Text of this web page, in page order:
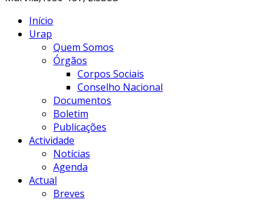
Início
Urap
Quem Somos
Órgãos
Corpos Sociais
Conselho Nacional
Documentos
Boletim
Publicações
Actividade
Notícias
Agenda
Actual
Breves